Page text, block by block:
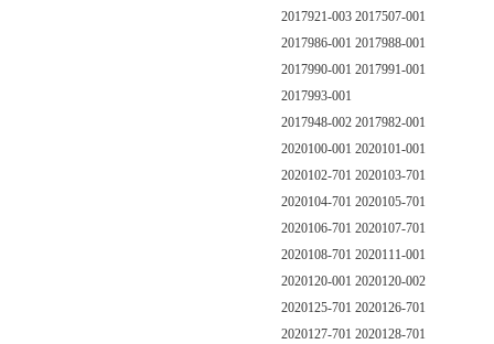
2017921-003 2017507-001
2017986-001 2017988-001
2017990-001 2017991-001
2017993-001
2017948-002 2017982-001
2020100-001 2020101-001
2020102-701 2020103-701
2020104-701 2020105-701
2020106-701 2020107-701
2020108-701 2020111-001
2020120-001 2020120-002
2020125-701 2020126-701
2020127-701 2020128-701